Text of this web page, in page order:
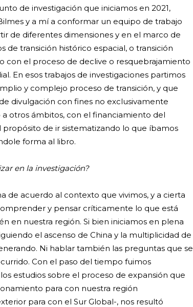
de investigación que iniciamos en 2021,
y a mí a conformar un equipo de trabajo
de diferentes dimensiones y en el marco de
de transición histórico espacial, o transición
con el proceso de declive o resquebrajamiento
En esos trabajos de investigaciones partimos
y complejo proceso de transición, y que
divulgación con fines no exclusivamente
otros ámbitos, con el financiamiento del
de ir sistematizando lo que íbamos
forma al libro.
en la investigación?
de acuerdo al contexto que vivimos, y a cierta
y pensar críticamente lo que está
en nuestra región. Si bien iniciamos en plena
el ascenso de China y la multiplicidad de
Ni hablar también las preguntas que se
Con el paso del tiempo fuimos
estudios sobre el proceso de expansión que
para con nuestra región
para con el Sur Global-, nos resultó